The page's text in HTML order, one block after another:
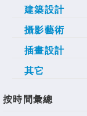
建築設計
攝影藝術
插畫設計
其它
按時間彙總